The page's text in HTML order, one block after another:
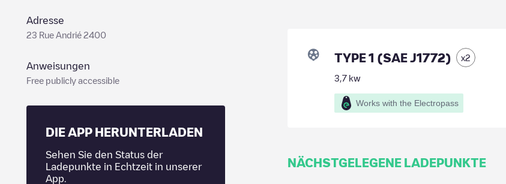
Adresse
23 Rue Andrié 2400
Anweisungen
Free publicly accessible
DIE APP HERUNTERLADEN
Sehen Sie den Status der
Ladepunkte in Echtzeit in unserer
App.
TYPE 1 (SAE J1772) x2
3,7kw
Works with the Electropass
NÄCHSTGELEGENE LADEPUNKTE